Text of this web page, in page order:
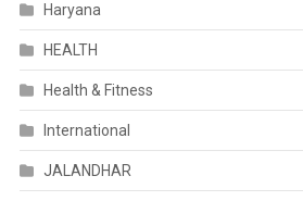
Haryana
HEALTH
Health & Fitness
International
JALANDHAR